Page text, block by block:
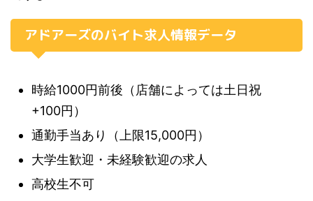
アドアーズのバイト求人情報データ
時給1000円前後（店舗によっては土日祝
+100円）
通勤手当あり（上限15,000円）
大学生歓迎・未経験歓迎の求人
高校生不可